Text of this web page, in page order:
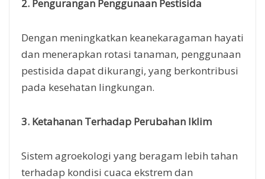
Dengan meningkatkan keanekaragaman hayati
dan menerapkan rotasi tanaman, penggunaan
pestisida dapat dikurangi, yang berkontribusi
pada kesehatan lingkungan.
3. Ketahanan Terhadap Perubahan Iklim
Sistem agroekologi yang beragam lebih tahan
terhadap kondisi cuaca ekstrem dan